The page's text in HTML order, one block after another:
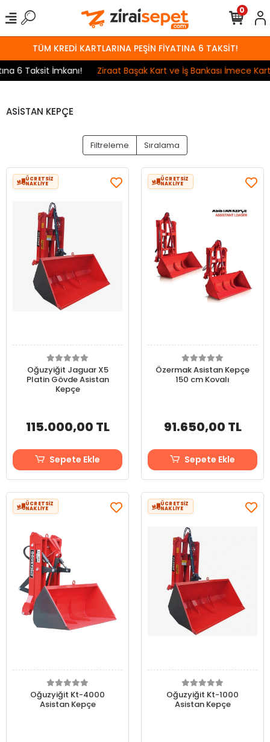
TÜM KREDİ KARTLARINA PEŞİN FİYATINA 6 TAKSİT!
6 Taksit İmkanı!
Ziraat Başak Kart ve İş Bankası İmece Kart
0
ASİSTAN KEPÇE
Filtreleme Sıralama
ÜCRETSİZ
NAKLİYE
Oğuzyiğit Jaguar X5
Platin Gövde Asistan
Kepçe
115.000,00 TL
Sepete Ekle
ÜCRETSİZ
NAKLİYE
Özermak Asistan Kepçe
150 cm Kovalı
91.650,00 TL
Sepete Ekle
ÜCRETSİZ
NAKLİYE
Oğuzyiğit Kt-4000
Asistan Kepçe
ÜCRETSİZ
NAKLİYE
Oğuzyiğit Kt-1000
Asistan Kepçe